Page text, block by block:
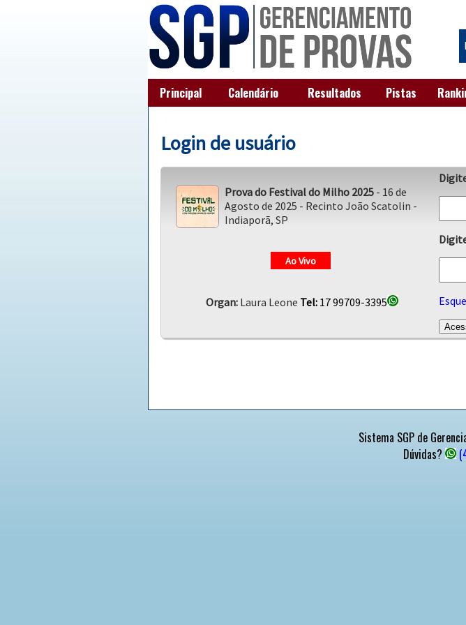
Principal Calendário Resultados Pistas
Login de usuário
Prova do Festival do Milho 2025- 16 de
Agosto de 2025 - Recinto João Scatolin -
Indiaporã, SP
Ao Vivo
Organ:Laura Leone Tel:17 99709-3395
Sistema SGP de
Dúvidas?